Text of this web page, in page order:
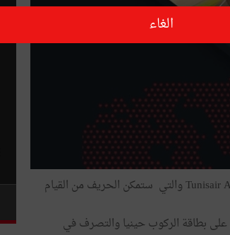
أعلنت شركة الخطوط التونسية أنّها اطلقت تطبيقة اندرويد "تونيزار أبس" Tunisair Apps والتي ستمكن الحريف من القيام
بطاقة الركوب حينيا والتصرف في
الغاء